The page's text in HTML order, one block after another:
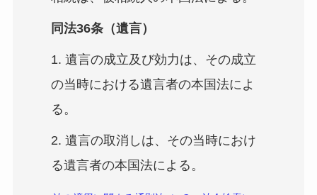
同法36条（遺言）
1. 遺言の成立及び効力は、その成立
の当時における遺言者の本国法によ
る。
2. 遺言の取消しは、その当時におけ
る遺言者の本国法による。